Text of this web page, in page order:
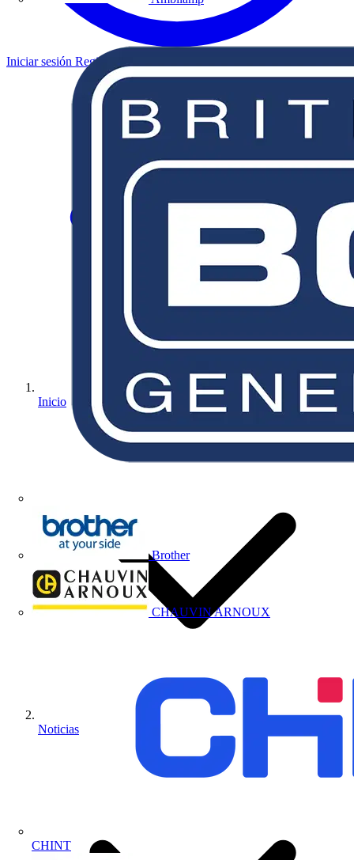
Brother
CHAUVIN ARNOUX
CHINT
Iniciar sesión Registrarse
Inicio
Noticias